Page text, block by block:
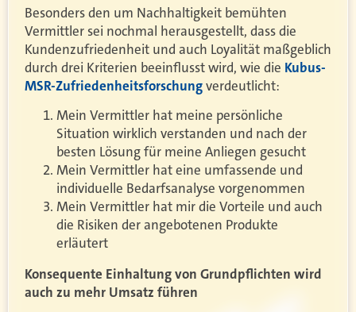
Besonders den um Nachhaltigkeit bemühten
Vermittler sei nochmal herausgestellt, dass die
Kundenzufriedenheit und auch Loyalität maßgeblich
durch drei Kriterien beeinflusst wird, wie die Kubus-
MSR-Zufriedenheitsforschungverdeutlicht:
Mein Vermittler hat meine persönliche
Situation wirklich verstanden und nach der
besten Lösung für meine Anliegen gesucht
Mein Vermittler hat eine umfassende und
individuelle Bedarfsanalyse vorgenommen
Mein Vermittler hat mir die Vorteile und auch
die Risiken der angebotenen Produkte
erläutert
Konsequente Einhaltung von Grundpflichten wird
auch zu mehr Umsatz führen